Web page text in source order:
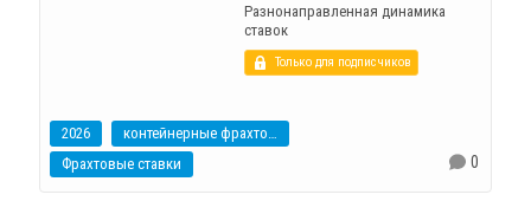
Разнонаправленная динамика
ставок
Только для подписчиков
2026
контейнерные фрахтовые индексы
Фрахтовые ставки
0